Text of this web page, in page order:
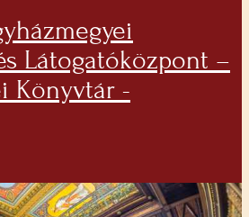
Látogatóközpont –
Könyvtár -